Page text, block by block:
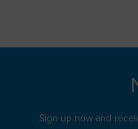
Sign up now and